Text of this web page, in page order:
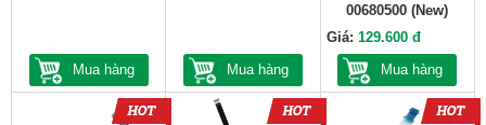
Mua hàng Mua hàng
00680500 (New)
Giá: 129.600 đ
Mua hàng